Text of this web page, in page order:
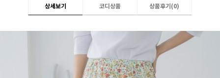
상세보기 코디상품 상품후기(0)